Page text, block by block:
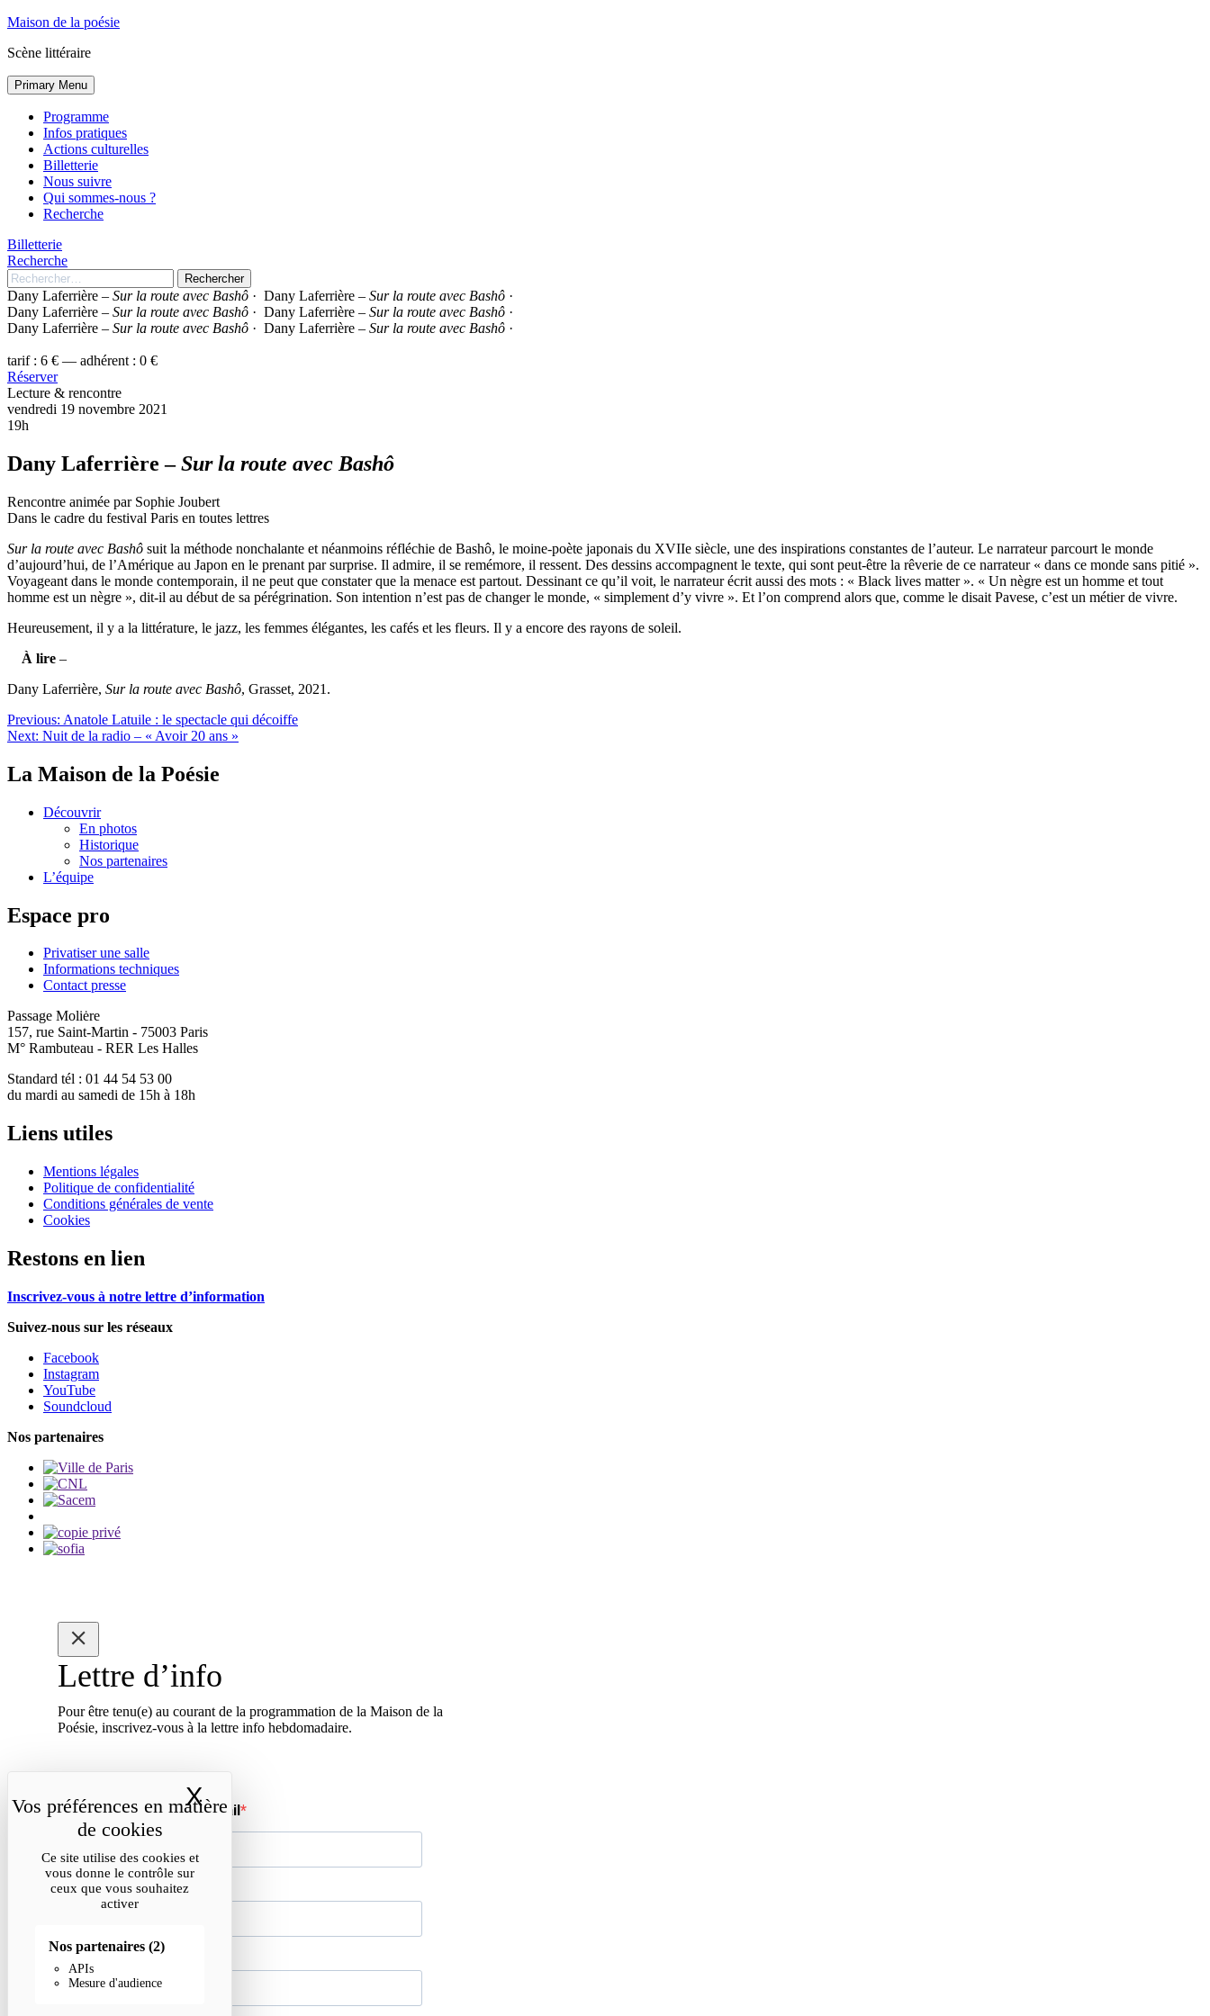
Ce site utilise des cookies et
vous donne le contrôle sur
ceux que vous souhaitez
activer
Nos partenaires (2)
APIs
Mesure d'audience
XMasquer le bandeau des cookies
Skip
content
Maison de la poésie
Scène littéraire
Primary Menu
Programme
Infos pratiques
Actions culturelles
Billetterie
Nous suivre
Qui sommes-nous ?
Recherche
Billetterie
Recherche
Rechercher :
Dany Laferrière – Sur la route avec Bashô · Dany Laferrière – Sur la route avec Bashô ·
Dany Laferrière – Sur la route avec Bashô · Dany Laferrière – Sur la route avec Bashô ·
Dany Laferrière – Sur la route avec Bashô · Dany Laferrière – Sur la route avec Bashô ·
tarif : 6 € — adhérent : 0 €
Réserver
Lecture & rencontre
vendredi 19 novembre 2021
19h
Dany Laferrière –Sur la route avec Bashô
Rencontre animée par Sophie Joubert
Dans le cadre du festival Paris en toutes lettres
Sur la route avec Bashô suit la méthode nonchalante et néanmoins réfléchie de Bashô, le moine-poète japonais du XVIIe siècle, une des inspirations constantes de l’auteur. Le narrateur parcourt le monde
d’aujourd’hui, de l’Amérique au Japon en le prenant par surprise. Il admire, il se remémore, il ressent. Des dessins accompagnent le texte, qui sont peut-être la rêverie de ce narrateur « dans ce monde sans pitié ».
Voyageant dans le monde contemporain, il ne peut que constater que la menace est partout. Dessinant ce qu’il voit, le narrateur écrit aussi des mots : « Black lives matter ». « Un nègre est un homme et tout
homme est un nègre », dit-il au début de sa pérégrination. Son intention n’est pas de changer le monde, « simplement d’y vivre ». Et l’on comprend alors que, comme le disait Pavese, c’est un métier de vivre.
Heureusement, il y a la littérature, le jazz, les femmes élégantes, les cafés et les fleurs. Il y a encore des rayons de soleil.
À lire –
Dany Laferrière, Sur la route avec Bashô, Grasset, 2021.
Navigation
de
l’article
Previous: Anatole Latuile : le spectacle qui décoiffe
Next: Nuit de la radio – « Avoir 20 ans »
La Maison de la Poésie
Découvrir
En photos
Historique
Nos partenaires
L’équipe
Espace pro
Privatiser une salle
Informations techniques
Contact presse
Passage Moliėre
157, rue Saint-Martin - 75003 Paris
M° Rambuteau - RER Les Halles
Standard tél : 01 44 54 53 00
du mardi au samedi de 15h à 18h
Liens utiles
Mentions légales
Politique de confidentialité
Conditions générales de vente
Cookies
Restons en lien
Inscrivez-vous à notre lettre d’information
Suivez-nous sur les réseaux
Facebook
Instagram
YouTube
Soundcloud
Nos partenaires
Lettre d’info
Pour être tenu(e) au courant de la programmation de la Maison de la
Poésie, inscrivez-vous à la lettre info hebdomadaire.
Votre adresse e-mail
Votre prénom
Votre nom